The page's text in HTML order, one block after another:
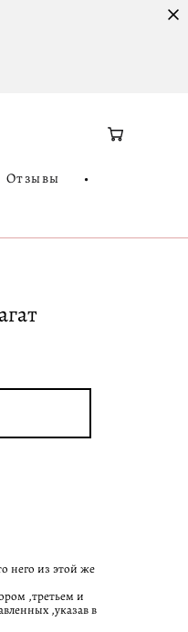
Отзывы
•
него из этой же
,третьем и
,указав в